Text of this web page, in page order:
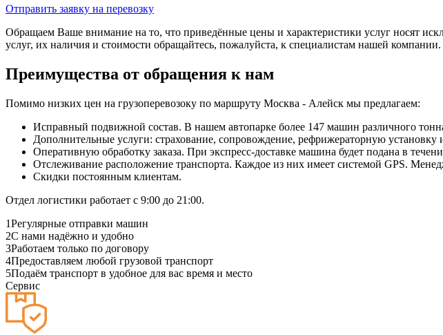
Отправить заявку на перевозку
Обращаем Ваше внимание на то, что приведённые цены и характеристики услуг носят
услуг, их наличия и стоимости обращайтесь, пожалуйста, к специалистам нашей компании.
Преимущества от обращения к нам
Помимо низких цен на грузоперевозоку по маршруту Москва - Алейск мы предлагаем:
Исправный подвижной состав. В нашем автопарке более 147 машин различного
Дополнительные услуги: страхование, сопровождение, рефрижераторную установку
Оперативную обработку заказа. При экспресс-доставке машина будет подана в
Отслеживание расположение транспорта. Каждое из них имеет системой GPS.
Скидки постоянным клиентам.
Отдел логистики работает с 9:00 до 21:00.
1Регулярные отправки машин
2С нами надёжно и удобно
3Работаем только по договору
4Предоставляем любой грузовой транспорт
5Подаём транспорт в удобное для вас время и место
Сервис